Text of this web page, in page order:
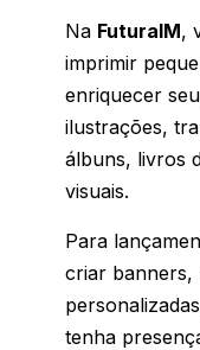
Na FuturaIM,
imprimir
enriquecer
ilustrações,
álbuns, livros
visuais.
Para
criar banners,
tenha